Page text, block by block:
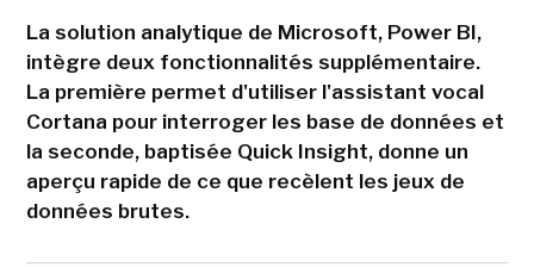
La solution analytique de Microsoft, Power BI,
intègre deux fonctionnalités supplémentaire.
La première permet d'utiliser l'assistant vocal
Cortana pour interroger les base de données et
la seconde, baptisée Quick Insight, donne un
aperçu rapide de ce que recèlent les jeux de
données brutes.